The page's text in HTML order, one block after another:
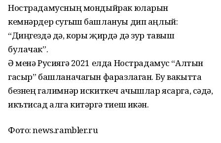
Нострадамусның мондыйрак юларын
кемнәрдер сугыш башлануы дип аңлый:
“Диңгездә дә, коры җирдә дә зур тавыш
булачак”.
Ә менә Русиягә 2021 елда Нострадамус “Алтын
гасыр” башланачагын фаразлаган. Бу вакытта
безнең галимнәр искиткеч ачышлар ясарга, сәүдә,
икътисад алга китәргә тиеш икән.
Фото: news.rambler.ru